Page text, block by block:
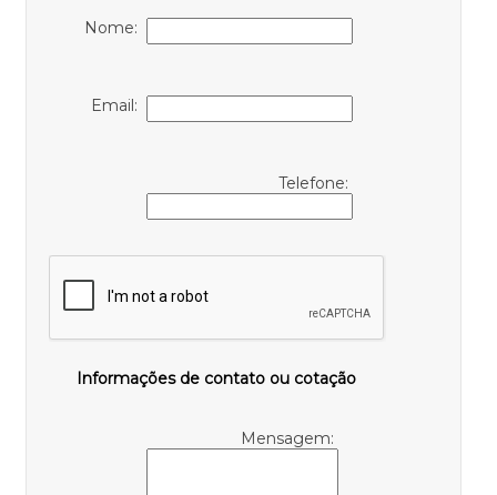
Nome:
Email:
Telefone:
Informações de contato ou cotação
Mensagem: